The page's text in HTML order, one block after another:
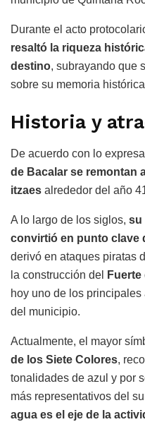
Durante el acto
resaltó la riqueza
destino, subrayando que
sobre su memoria
Historia y
De acuerdo con lo
de Bacalar se remontan
itzaes alrededor del año
A lo largo de los siglos, su
convirtió en punto clave
derivó en ataques piratas
la construcción del
Fuerte
hoy uno de los
del municipio.
Actualmente, el mayor
de los Siete Colores,
tonalidades de azul y por
más representativos del
agua es el eje de la